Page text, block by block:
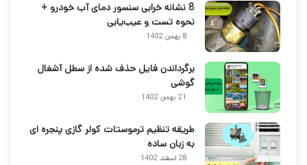
8 نشانه خرابی سنسور دمای آب خودرو +
نحوه تست و عیب‌یابی
8 بهمن 1402
برگرداندن فایل حذف شده از سطل آشغال
گوشی
21 بهمن 1402
طریقه تنظیم ترموستات کولر گازی پنجره ای
به زبان ساده
28 اسفند 1402